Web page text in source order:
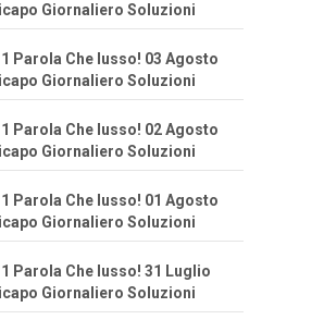
Giornaliero Soluzioni
Parola Che lusso! 03 Agosto
Giornaliero Soluzioni
Parola Che lusso! 02 Agosto
Giornaliero Soluzioni
Parola Che lusso! 01 Agosto
Giornaliero Soluzioni
Parola Che lusso! 31 Luglio
Giornaliero Soluzioni